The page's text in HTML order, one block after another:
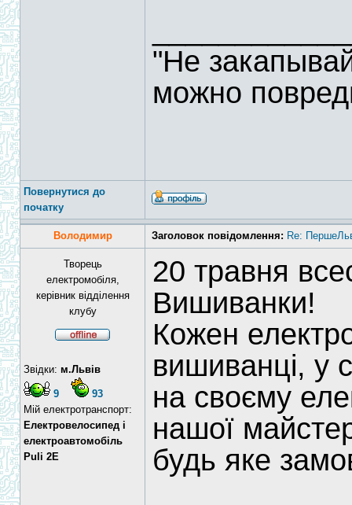
"Не
можно
Повернутися до
початку
Володимир Заголовок повідомлення: Re:
Творець
електромобіля,
керівник відділення
клубу
Звідки: м.Львів
9
93
Мій електротранспорт:
Електровелосипед і
електроавтомобіль
Puli 2E
20 травня
Вишиванки!
Кожен
вишиванці, у
на своєму
нашої
будь яке